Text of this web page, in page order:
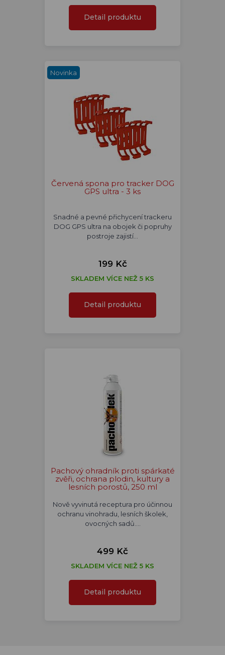
Detail produktu
Novinka
Červená spona pro tracker DOG
GPS ultra - 3 ks
Snadné a pevné přichycení trackeru
DOG GPS ultra na obojek či popruhy
postroje zajistí…
199 Kč
SKLADEM VÍCE NEŽ 5 KS
Detail produktu
Pachový ohradník proti spárkaté
zvěři, ochrana plodin, kultury a
lesních porostů, 250 ml
Nově vyvinutá receptura pro účinnou
ochranu vinohradu, lesních školek,
ovocných sadů.…
499 Kč
SKLADEM VÍCE NEŽ 5 KS
Detail produktu